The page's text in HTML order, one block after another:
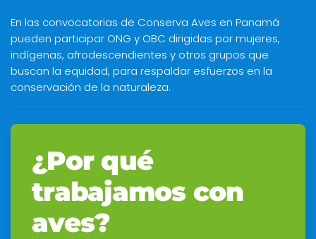
En las convocatorias de Conserva Aves en Panamá
pueden participar ONG y OBC dirigidas por mujeres,
indígenas, afrodescendientes y otros grupos que
buscan la equidad, para respaldar esfuerzos en la
conservación de la naturaleza.
¿Por qué
trabajamos con
aves?